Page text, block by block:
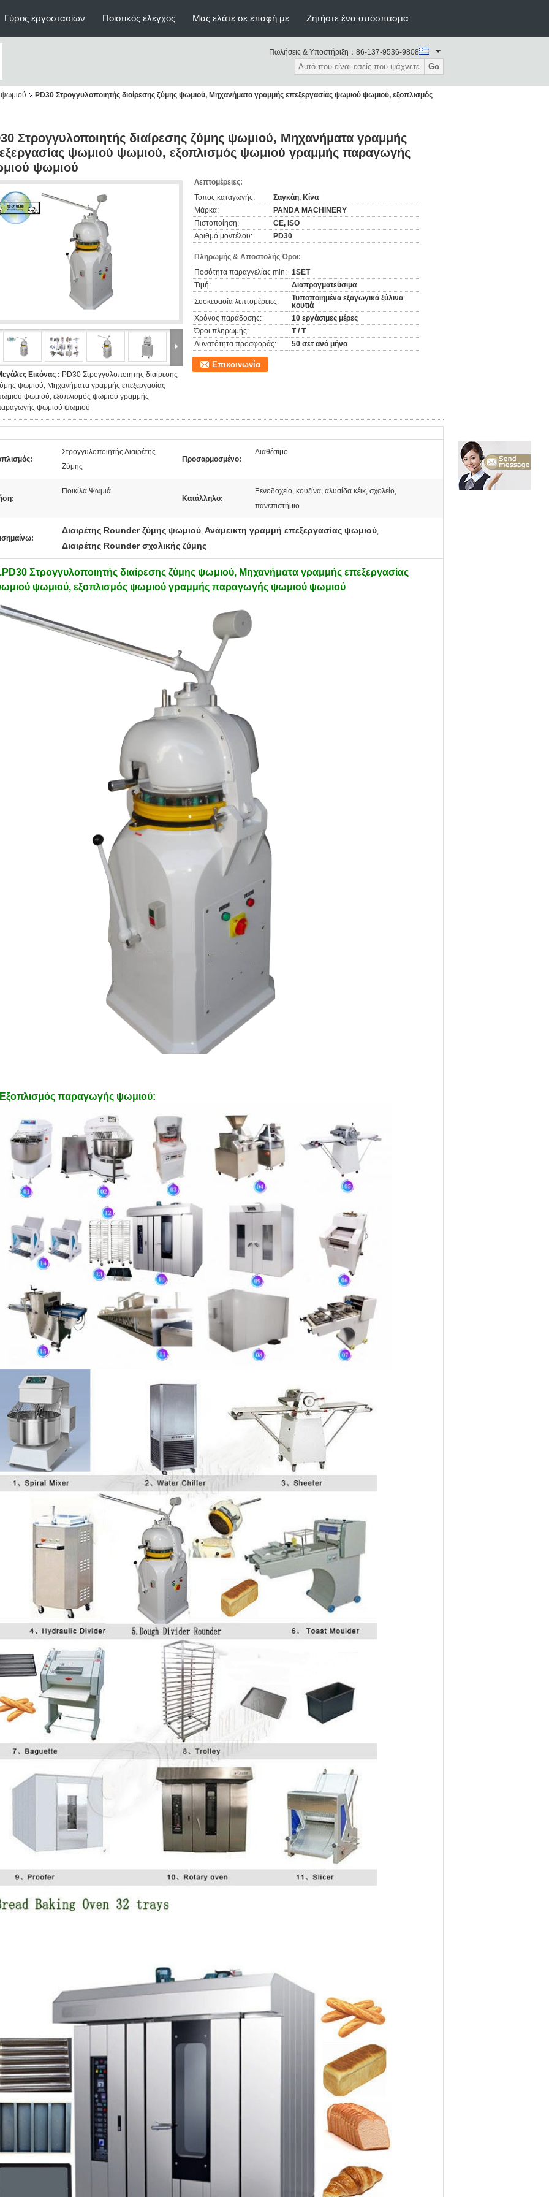
Αφήστε ένα μήνυμα
We bellen je snel terug!
υποβολή
Γύρος εργοστασίων Ποιοτικός έλεγχος Μας ελάτε σε επαφή με Ζητήστε ένα απόσπασμα
Πωλήσεις & Υποστήριξη： 86-137-9536-9808
Go
ψωμιού PD30 Στρογγυλοποιητής διαίρεσης ζύμης ψωμιού, Μηχανήματα γραμμής επεξεργασίας ψωμιού ψωμιού, εξοπλισμός
Στρογγυλοποιητής διαίρεσης ζύμης ψωμιού, Μηχανήματα γραμμής
ψωμιού ψωμιού, εξοπλισμός ψωμιού γραμμής παραγωγής
ψωμιού
Εικόνας : PD30 Στρογγυλοποιητής διαίρεσης
ψωμιού, Μηχανήματα γραμμής επεξεργασίας
ψωμιού, εξοπλισμός ψωμιού γραμμής
ψωμιού ψωμιού
Λεπτομέρειες:
Τόπος καταγωγής:
Σαγκάη, Κίνα
Μάρκα:
PANDA MACHINERY
Πιστοποίηση:
CE, ISO
Αριθμό μοντέλου:
PD30
Πληρωμής & Αποστολής Όροι:
Ποσότητα παραγγελίας min: 1SET
Τιμή:
Διαπραγματεύσιμα
Συσκευασία λεπτομέρειες:
Τυποποιημένα εξαγωγικά ξύλινα
κουτιά
Χρόνος παράδοσης:
10 εργάσιμες μέρες
Όροι πληρωμής:
T / T
Δυνατότητα προσφοράς:
50 σετ ανά μήνα
Επικοινωνία
Στρογγυλοποιητής Διαιρέτης
Ζύμης
Προσαρμοσμένο:
Διαθέσιμο
Ποικίλα Ψωμιά
Κατάλληλο:
Ξενοδοχείο, κουζίνα, αλυσίδα κέικ, σχολείο,
πανεπιστήμιο
Διαιρέτης Rounder ζύμης ψωμιού, Ανάμεικτη γραμμή επεξεργασίας ψωμιού,
Διαιρέτης Rounder σχολικής ζύμης
PD30 Στρογγυλοποιητής διαίρεσης ζύμης ψωμιού, Μηχανήματα γραμμής επεξεργασίας
ψωμιού, εξοπλισμός ψωμιού γραμμής παραγωγής ψωμιού ψωμιού
παραγωγής ψωμιού: